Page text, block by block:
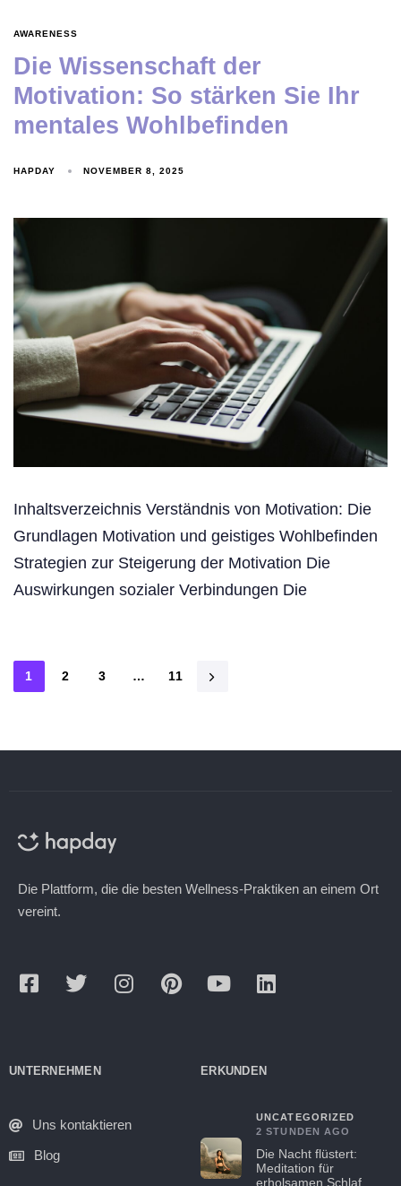
AWARENESS
Die Wissenschaft der
Motivation: So stärken Sie Ihr
mentales Wohlbefinden
HAPDAY NOVEMBER 8, 2025
Inhaltsverzeichnis Verständnis von Motivation: Die
Grundlagen Motivation und geistiges Wohlbefinden
Strategien zur Steigerung der Motivation Die
Auswirkungen sozialer Verbindungen Die
1 2 3 … 11
Die Plattform, die die besten Wellness-Praktiken an einem Ort
vereint.
UNTERNEHMEN
Uns kontaktieren
Blog
ERKUNDEN
UNCATEGORIZED
2 STUNDEN AGO
Die Nacht flüstert:
Meditation für
erholsamen Schlaf